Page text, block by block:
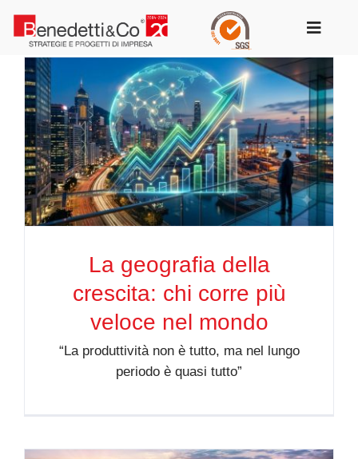
contenuto
Toggle
La geografia della
crescita: chi corre più
veloce nel mondo
“La produttività non è tutto, ma nel lungo
periodo è quasi tutto”